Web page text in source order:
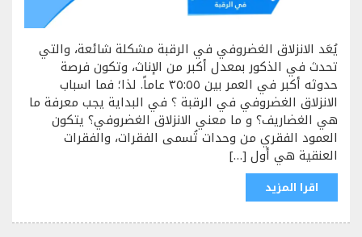
يُعَد الانزلاق الغضروفي في الرقبة مشكلة شائعة، والتي
تحدث في الذكور بمعدل أكبر من الإناث، وتكون فرصة
حدوثه أكبر في العمر بين ٣٥:٥٥ عاماً. لذا؛ فما اسباب
الانزلاق الغضروفي في الرقبة ؟ في البداية يجب معرفة ما
هي الغضاريف؟ و ما معني الانزلاق الغضروفي؟ يتكون
العمود الفقري من وحدات تُسمى الفقرات، والفقرات
العنقية هي أول […]
اقرا المزيد